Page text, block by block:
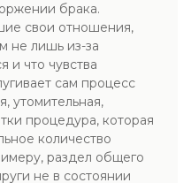
брака.
свои отношения,
не лишь из-за
и что чувства
сам процесс
утомительная,
процедура, которая
количество
раздел общего
не в состоянии